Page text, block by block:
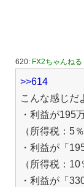
620: FX2ちゃんねる
>>614
こんな感じだ
・利益が195
（所得税：5
・利益が「
（所得税：10
・利益が「